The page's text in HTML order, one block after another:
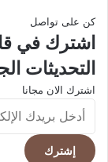
كن على تواصل
اشترك في
التحديثات
اشترك الان مجانا
أدخل
بريدك
الإلكتروني